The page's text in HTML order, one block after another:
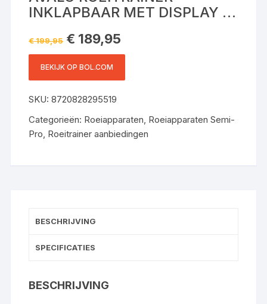
INKLAPBAAR MET DISPLAY –
WEERSTANDSNIVEAUS –
ROEIAPPARAAT
€199,95 Oorspronkelijke
prijs
was:
€ 199,95.
€ 189,95
is:
BEKIJK OP BOL.COM
SKU:8720828295519
Categorieën: Roeiapparaten, Roeiapparaten Semi-
Pro, Roeitrainer aanbiedingen
BESCHRIJVING
SPECIFICATIES
BESCHRIJVING